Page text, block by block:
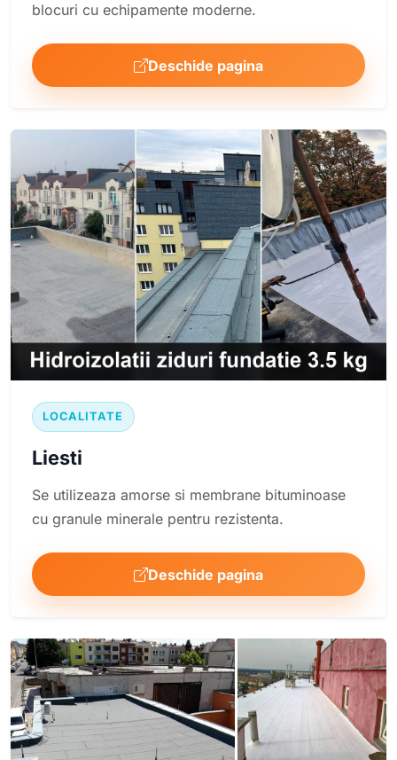
blocuri cu echipamente moderne.
Deschide pagina
LOCALITATE
Liesti
Se utilizeaza amorse si membrane bituminoase
cu granule minerale pentru rezistenta.
Deschide pagina